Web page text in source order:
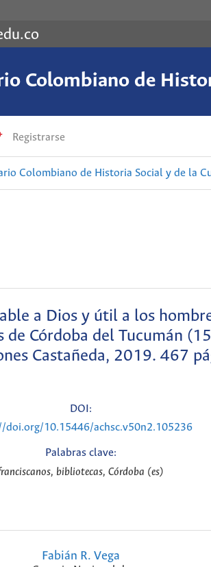
Colombiano de
Registrarse
Colombiano de Historia Social y de la
a Dios y útil a los
de Córdoba del Tucumán
Castañeda, 2019. 467
DOI:
doi.org/10.15446/achsc.v50n2.105236
Palabras clave:
bibliotecas, Córdoba (es)
Fabián R. Vega